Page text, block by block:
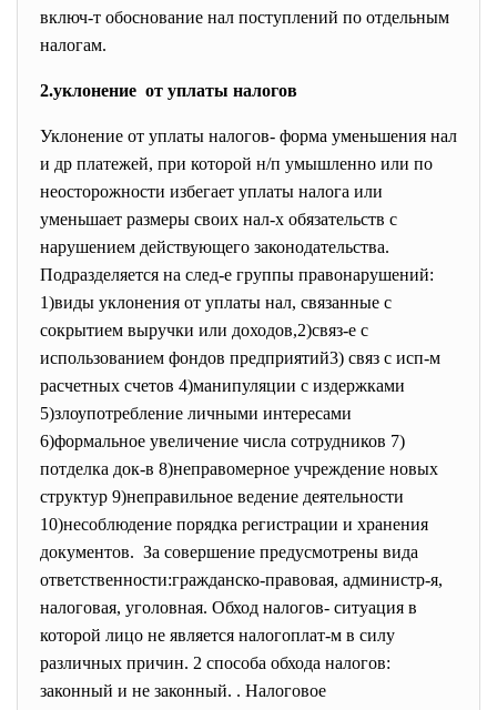
включ-т обоснование нал поступлений по отдельным
налогам.
2.уклонение от уплаты налогов
Уклонение от уплаты налогов- форма уменьшения нал
и др платежей, при которой н/п умышленно или по
неосторожности избегает уплаты налога или
уменьшает размеры своих нал-х обязательств с
нарушением действующего законодательства.
Подразделяется на след-е группы правонарушений:
1)виды уклонения от уплаты нал, связанные с
сокрытием выручки или доходов,2)связ-е с
использованием фондов предприятий3) связ с исп-м
расчетных счетов 4)манипуляции с издержками
5)злоупотребление личными интересами
6)формальное увеличение числа сотрудников 7)
потделка док-в 8)неправомерное учреждение новых
структур 9)неправильное ведение деятельности
10)несоблюдение порядка регистрации и хранения
документов. За совершение предусмотрены вида
ответственности:гражданско-правовая, администр-я,
налоговая, уголовная. Обход налогов- ситуация в
которой лицо не является налогоплат-м в силу
различных причин. 2 способа обхода налогов:
законный и не законный. . Налоговое